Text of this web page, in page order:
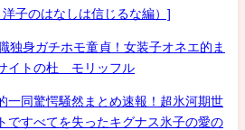
子のはなしは信じるな編）]
身ガチホモ童貞！女装子オネエ的ま
イトの杜 モリッフル
一同驚愕騒然まとめ速報！超氷河期世
ですべてを失ったキグナス氷子の愛の